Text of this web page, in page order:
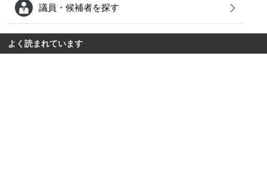
議員・候補者を探す
よく読まれています